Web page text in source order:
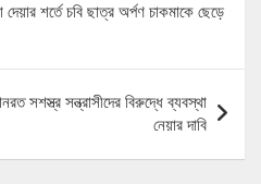
শর্তে চবি ছাত্র অর্পণ চাকমাকে ছেড়ে
সশস্ত্র সন্ত্রাসীদের বিরুদ্ধে ব্যবস্থা
নেয়ার দাবি